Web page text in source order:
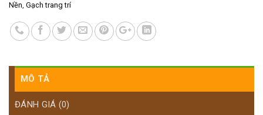
Nền, Gạch trang trí
MÔ TẢ
ĐÁNH GIÁ (0)